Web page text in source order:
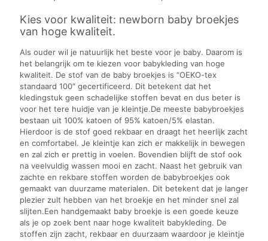
Kies voor kwaliteit: newborn baby broekjes
van hoge kwaliteit.
Als ouder wil je natuurlijk het beste voor je baby. Daarom is
het belangrijk om te kiezen voor babykleding van hoge
kwaliteit. De stof van de baby broekjes is “OEKO-tex
standaard 100″ gecertificeerd. Dit betekent dat het
kledingstuk geen schadelijke stoffen bevat en dus beter is
voor het tere huidje van je kleintje.De meeste babybroekjes
bestaan uit 100% katoen of 95% katoen/5% elastan.
Hierdoor is de stof goed rekbaar en draagt het heerlijk zacht
en comfortabel. Je kleintje kan zich er makkelijk in bewegen
en zal zich er prettig in voelen. Bovendien blijft de stof ook
na veelvuldig wassen mooi en zacht. Naast het gebruik van
zachte en rekbare stoffen worden de babybroekjes ook
gemaakt van duurzame materialen. Dit betekent dat je langer
plezier zult hebben van het broekje en het minder snel zal
slijten.Een handgemaakt baby broekje is een goede keuze
als je op zoek bent naar hoge kwaliteit babykleding. De
stoffen zijn zacht, rekbaar en duurzaam waardoor je kleintje